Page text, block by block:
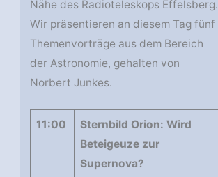
Nähe des Radioteleskops Effelsberg.
Wir präsentieren an diesem Tag fünf
Themenvorträge aus dem Bereich
der Astronomie, gehalten von
Norbert Junkes.
11:00
Sternbild Orion: Wird
Beteigeuze zur
Supernova?